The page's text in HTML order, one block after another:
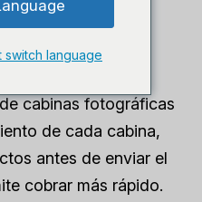
cabinas fotográficas
de cada cabina,
antes de enviar el
cobrar más rápido.
language